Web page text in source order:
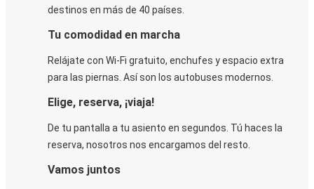
destinos en más de 40 países.
Tu comodidad en marcha
Relájate con Wi-Fi gratuito, enchufes y espacio extra
para las piernas. Así son los autobuses modernos.
Elige, reserva, ¡viaja!
De tu pantalla a tu asiento en segundos. Tú haces la
reserva, nosotros nos encargamos del resto.
Vamos juntos